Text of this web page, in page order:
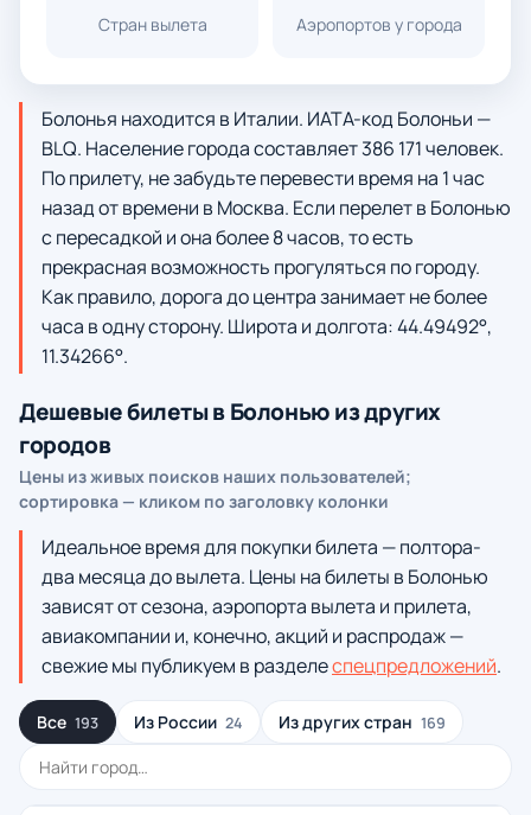
Стран вылета Аэропортов у города
Болонья находится в Италии. ИАТА-код Болоньи —
BLQ. Население города составляет 386 171 человек.
По прилету, не забудьте перевести время на 1 час
назад от времени в Москва. Если перелет в Болонью
с пересадкой и она более 8 часов, то есть
прекрасная возможность прогуляться по городу.
Как правило, дорога до центра занимает не более
часа в одну сторону. Широта и долгота: 44.49492°,
11.34266°.
Дешевые билеты в Болонью из других
городов
Цены из живых поисков наших пользователей;
сортировка — кликом по заголовку колонки
Идеальное время для покупки билета — полтора-
два месяца до вылета. Цены на билеты в Болонью
зависят от сезона, аэропорта вылета и прилета,
авиакомпании и, конечно, акций и распродаж —
свежие мы публикуем в разделеспецпредложений.
Все 193 Из России 24 Из других стран 169